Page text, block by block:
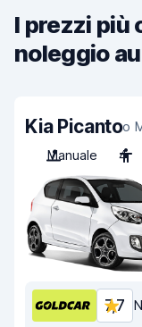
I prezzi più
noleggio
Kia Picantoo
Manuale
4
7,7